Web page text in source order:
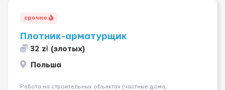
срочно
Плотник-арматурщик
32 zł (злотых)
Польша
Работа на строительных объектах (частные дома,